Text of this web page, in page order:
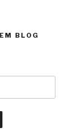
BLOG